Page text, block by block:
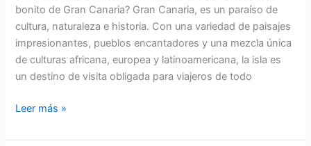
bonito de Gran Canaria? Gran Canaria, es un paraíso de
cultura, naturaleza e historia. Con una variedad de paisajes
impresionantes, pueblos encantadores y una mezcla única
de culturas africana, europea y latinoamericana, la isla es
un destino de visita obligada para viajeros de todo
¿Qué
lo
Leer más »